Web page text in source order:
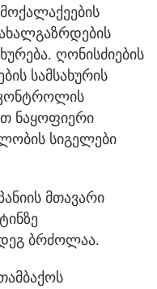
ღონისძიების
სამსახურის
ნაყოფიერი
სიგელები
მთავარი
ბრძოლაა.